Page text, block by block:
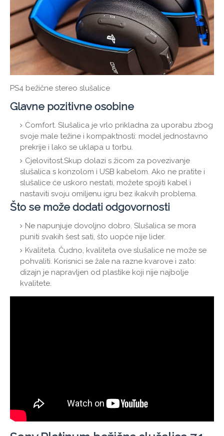
PS4 bežične stereo slušalice
Glavne pozitivne osobine
Comfort. Slušalica je vrlo prikladna za uporabu zbog
svoje male težine i kompaktnosti: model jednostavno
prekrije i lako se uklapa u torbu.
Cjelovitost.Skup dolazi s žicom za povezivanje
slušalica s konzolom i USB kabelom. Ako ne pratite i
slušalice će uskoro nestati, možete spojiti kabel i
nastaviti svoju omiljenu igru ​​bez ikakvih problema.
Što se može dodati odgovornosti
Ne napunjuje dovoljno dobro. Slušalica se mora
puniti svakih šest sati, što uopće nije lider.
Kvaliteta. Čudno, kvaliteta ove slušalice ne može se
pohvaliti. Korisnici se žale na razne kvarove i zato:
dizajn je napravljen od plastike koji nije najbolje
kvalitete.